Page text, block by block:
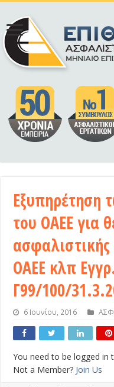
Εξυπηρέτηση
του ΟΑΕΕ για
ΟΑΕΕ κλπ
Γ99/100/
6 Ιουνίου, 2016
You need to be logged in
Not a Member? Join Us